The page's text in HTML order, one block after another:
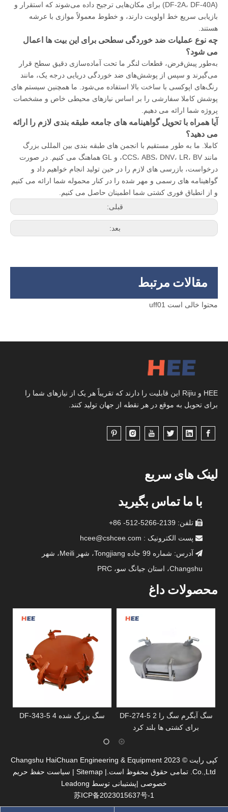
(DF-2A، DF-40A) برای مکان‌هایی ترجیح داده می‌شوند که استقرار و
بازیابی سریع خط اولویت دارند، و خطوط معمولاً موازی با عرشه
هستند.
چه نوع عملیات ضد خوردگی سطحی برای این بیت ها اعمال
می شود؟
به‌طور پیش‌فرض، قطعات لنگر ما تحت آماده‌سازی دقیق سطح قرار
می‌گیرند و سپس از پوشش‌های ضد خوردگی دریایی درجه یک، مانند
رنگ‌های اپوکسی با ساخت بالا استفاده می‌شود. ما همچنین سیستم های
پوشش کاملا سفارشی را بر اساس نیازهای محیطی خاص و مشخصات
پروژه شما ارائه می دهیم.
آیا همراه با تحویل گواهینامه های جامعه طبقه بندی لازم را ارائه
می دهید؟
کاملا. ما به طور مستقیم با انجمن های طبقه بندی بین المللی بزرگ
مانند CCS، ABS، DNV، LR، BV، و GL هماهنگ می کنیم. در صورت
درخواست، بازرسی های لازم را در حین تولید انجام خواهیم داد و
گواهینامه های رسمی و مهر شده را در کنار محموله شما ارائه می کنیم
و از انطباق فوری کشتی شما اطمینان حاصل می کنیم.
قبلی:
بعد:
مقالات مرتبط
محتوا خالی است uff01
HEE و Rijiu این قابلیت را دارند که تقریباً هر یک از نیازهای شما را
برای تحویل به موقع در هر نقطه از جهان تولید کنند.
لینک های سریع
با ما تماس بگیرید
 تلفن: 2139-5266-512- 86+
 پست الکترونیک : hcee@cshcee.com

آدرس: شماره 99 جاده Tongjiang، شهر Meili، شهر
Changshu، استان جیانگ سو، PRC
محصولات داغ
DF-274-5 2 سگ آبگرم سگ را
کپی رایت © 2023
Changshu HaiChuan Engineering & Equipment
Co.,Ltd. تمامی حقوق محفوظ است.|
Sitemap
| سیاست حفظ حریم
خصوصی |پشتیبانی توسط Leadong
苏ICP备2023015637号-1